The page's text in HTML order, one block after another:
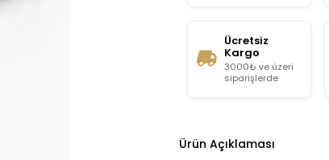
Ücretsiz
Kargo
3000₺ ve üzeri
siparişlerde
Ürün Açıklaması